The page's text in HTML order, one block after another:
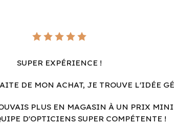
SUPER EXPÉRIENCE !
DE MON ACHAT, JE TROUVE L'IDÉE
PLUS EN MAGASIN À UN PRIX
D'OPTICIENS SUPER COMPÉTENTE !